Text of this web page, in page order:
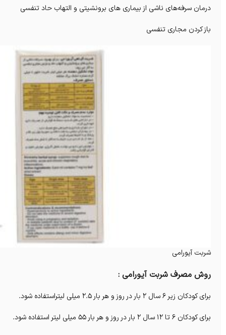
درمان سرفه‌های ناشی از بیماری های برونشیتی و التهاب حاد تنفسی
باز کردن مجاری تنفسی
شربت آیورامی
روش مصرف شربت آیورامی :
برای کودکان زیر 6 سال 2 بار در روز و هر بار 2.5 میلی لیتراستفاده شود.
برای کودکان 6 تا 12 سال 2 بار در روز و هر بار ۵5 میلی لیتر استفاده شود.